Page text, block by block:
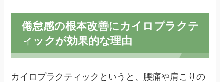
倦怠感の根本改善にカイロプラクテ
ィックが効果的な理由
カイロプラクティックというと、腰痛や肩こりの